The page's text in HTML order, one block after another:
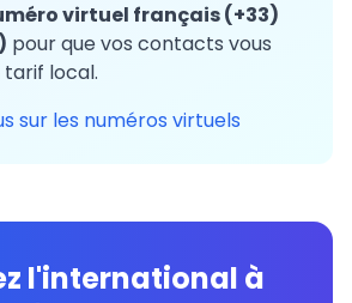
virtuel français (+33)
pour que vos contacts vous
local.
sur les numéros virtuels
l'international à